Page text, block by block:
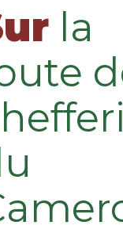
la